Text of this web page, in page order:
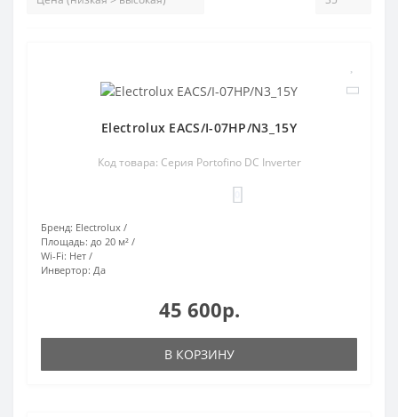
Electrolux EACS/I-07HP/N3_15Y
Код товара: Серия Portofino DC Inverter
Бренд: Electrolux
Площадь: до 20 м²
Wi-Fi: Нет
Инвертор: Да
45 600р.
В КОРЗИНУ